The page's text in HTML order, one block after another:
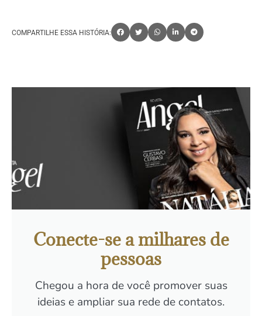
COMPARTILHE ESSA HISTÓRIA:
Conecte-se a milhares de
pessoas
Chegou a hora de você promover suas
ideias e ampliar sua rede de contatos.